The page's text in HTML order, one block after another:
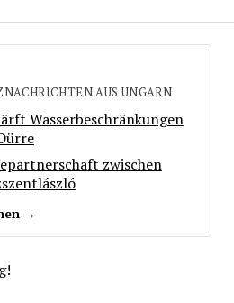
AUS UNGARN
Wasserbeschränkungen
zwischen
→